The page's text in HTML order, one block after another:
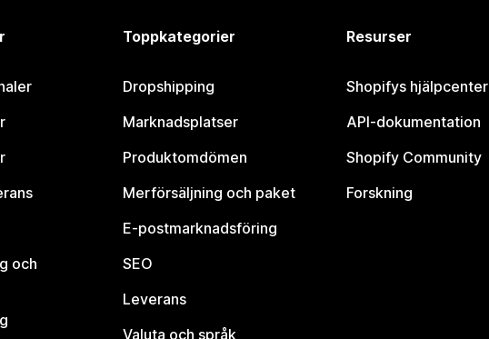
och
Toppkategorier
Dropshipping
Marknadsplatser
Produktomdömen
Merförsäljning och paket
E-postmarknadsföring
SEO
Leverans
Valuta och språk
Resurser
Shopifys hjälpcenter
API-dokumentation
Shopify Community
Forskning